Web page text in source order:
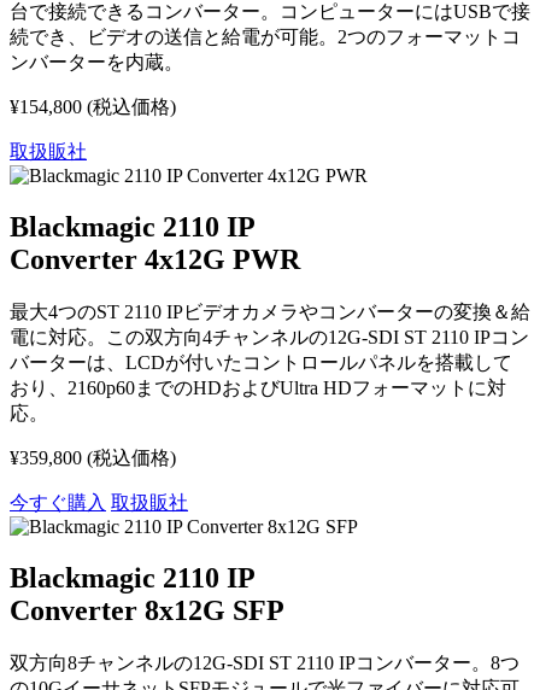
台で接続できるコンバーター。コンピューターにはUSBで接
続でき、ビデオの送信と給電が可能。2つのフォーマットコ
ンバーターを内蔵。
¥154,800 (税込価格)
取扱販社
Blackmagic 2110 IP
Converter 4x12G PWR
最大4つのST 2110 IPビデオカメラやコンバーターの変換＆給
電に対応。この双方向4チャンネルの12G-SDI ST 2110 IPコン
バーターは、LCDが付いたコントロールパネルを搭載して
おり、2160p60までのHDおよびUltra HDフォーマットに対
応。
¥359,800 (税込価格)
今すぐ購入 取扱販社
Blackmagic 2110 IP
Converter 8x12G SFP
双方向8チャンネルの12G-SDI ST 2110 IPコンバーター。8つ